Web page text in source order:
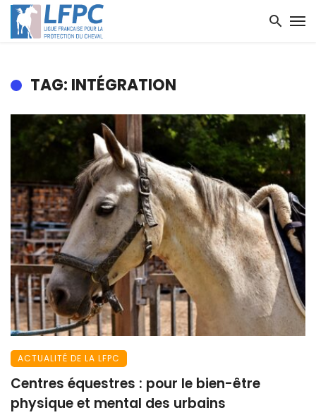
TAG: INTÉGRATION
ACTUALITÉ DE LA LFPC
Centres équestres : pour le bien-être
physique et mental des urbains